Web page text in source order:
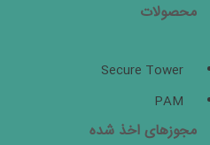
محصولات
Secure Tower
PAM
مجوزهای اخذ شده